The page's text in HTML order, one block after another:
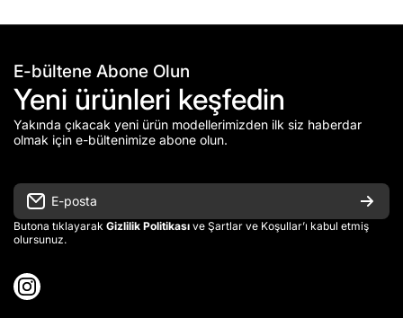
E-bültene Abone Olun
Yeni ürünleri keşfedin
Yakında çıkacak yeni ürün modellerimizden ilk siz haberdar
olmak için e-bültenimize abone olun.
E-posta
Butona tıklayarak Gizlilik Politikası ve Şartlar ve Koşullar’ı kabul etmiş
olursunuz.
instagramcom/damlawaterfeatures/